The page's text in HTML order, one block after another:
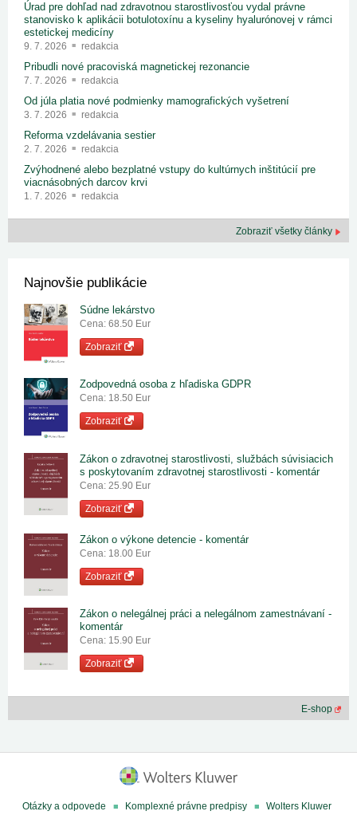
Úrad pre dohľad nad zdravotnou starostlivosťou vydal právne
stanovisko k aplikácii botulotoxínu a kyseliny hyalurónovej v rámci
estetickej medicíny
9. 7. 2026 redakcia
Pribudli nové pracoviská magnetickej rezonancie
7. 7. 2026 redakcia
Od júla platia nové podmienky mamografických vyšetrení
3. 7. 2026 redakcia
Reforma vzdelávania sestier
2. 7. 2026 redakcia
Zvýhodnené alebo bezplatné vstupy do kultúrnych inštitúcií pre
viacnásobných darcov krvi
1. 7. 2026 redakcia
Zobraziť všetky články
Najnovšie publikácie
Súdne lekárstvo
Cena: 68.50 Eur
Zobraziť
Zodpovedná osoba z hľadiska GDPR
Cena: 18.50 Eur
Zobraziť
Zákon o zdravotnej starostlivosti, službách súvisiacich
s poskytovaním zdravotnej starostlivosti - komentár
Cena: 25.90 Eur
Zobraziť
Zákon o výkone detencie - komentár
Cena: 18.00 Eur
Zobraziť
Zákon o nelegálnej práci a nelegálnom zamestnávaní -
komentár
Cena: 15.90 Eur
Zobraziť
E-shop
Otázky a odpovede Komplexné právne predpisy Wolters Kluwer